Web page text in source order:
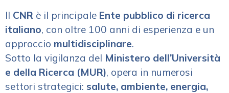
Il CNR è il principale Ente pubblico di ricerca
italiano, con oltre 100 anni di esperienza e un
approccio multidisciplinare.
Sotto la vigilanza del Ministero dell’Università
e della Ricerca (MUR), opera in numerosi
settori strategici: salute, ambiente, energia,